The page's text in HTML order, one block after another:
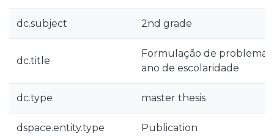
dc.subject 2nd grade
dc.title
Formulação de problemas
ano de escolaridade
dc.type master thesis
dspace.entity.type Publication